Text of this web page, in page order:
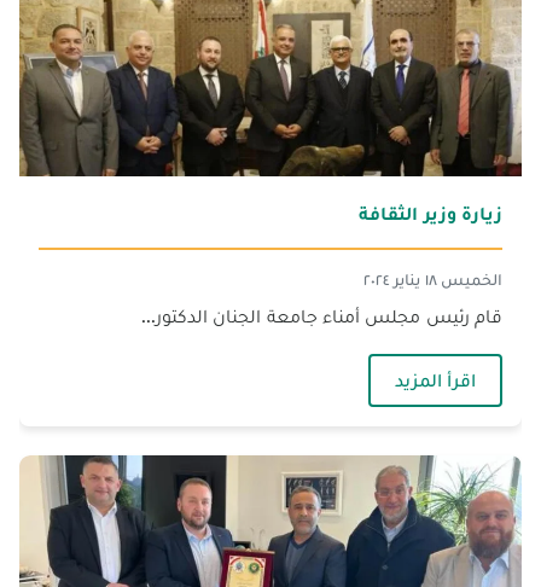
زيارة وزير الثقافة
الخميس ١٨ يناير ٢٠٢٤
قام رئيس مجلس أمناء جامعة الجنان الدكتور...
اقرأ المزيد